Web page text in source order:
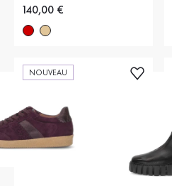
Nouveau prix
140,00 €
NOUVEAU